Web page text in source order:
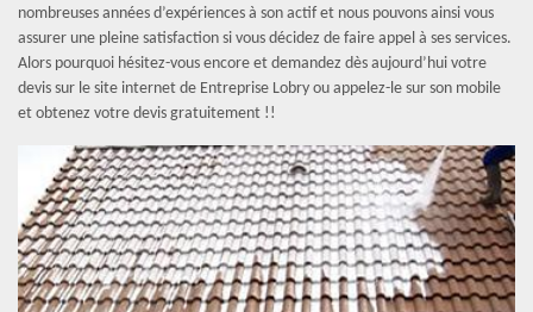
nombreuses années d’expériences à son actif et nous pouvons ainsi vous
assurer une pleine satisfaction si vous décidez de faire appel à ses services.
Alors pourquoi hésitez-vous encore et demandez dès aujourd’hui votre
devis sur le site internet de Entreprise Lobry ou appelez-le sur son mobile
et obtenez votre devis gratuitement !!